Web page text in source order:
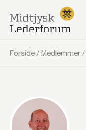
Forside / Medlemmer /